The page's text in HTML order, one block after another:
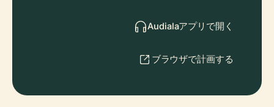
Audialaアプリで開く
ブラウザで計画する